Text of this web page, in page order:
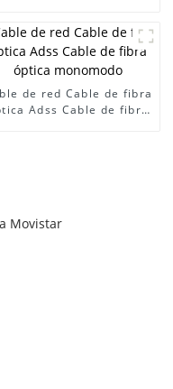
de red Cable de fibra
Adss Cable de fibra